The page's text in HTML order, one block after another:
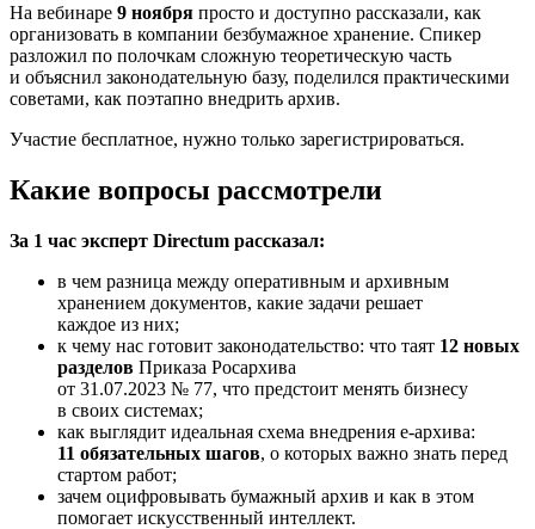
На вебинаре 9 ноября просто и доступно рассказали, как
организовать в компании безбумажное хранение. Спикер
разложил по полочкам сложную теоретическую часть
и объяснил законодательную базу, поделился практическими
советами, как поэтапно внедрить архив.
Участие бесплатное, нужно только зарегистрироваться.
Какие вопросы рассмотрели
За 1 час эксперт Directum рассказал:
в чем разница между оперативным и архивным
хранением документов, какие задачи решает
каждое из них;
к чему нас готовит законодательство: что таят 12 новых
разделов Приказа Росархива
от 31.07.2023 № 77, что предстоит менять бизнесу
в своих системах;
как выглядит идеальная схема внедрения е-архива:
11 обязательных шагов, о которых важно знать перед
стартом работ;
зачем оцифровывать бумажный архив и как в этом
помогает искусственный интеллект.